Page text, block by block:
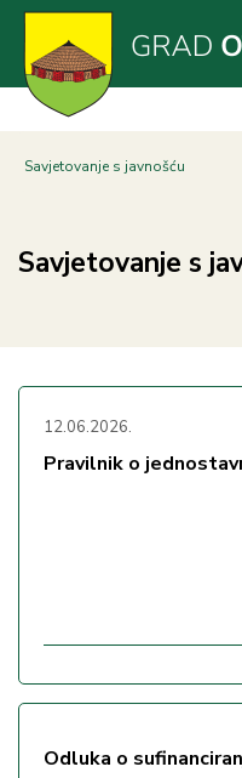
Skoči
glavni
sadržaj
Savjetovanje s javnošću
Savjetovanje s
12.06.2026.
Pravilnik o
Odluka o